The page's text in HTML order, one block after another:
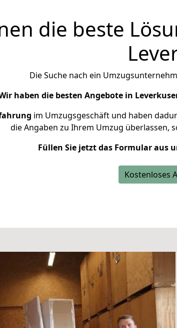
die beste
Die Suche nach ein
haben die besten Angebote in
im Umzugsgeschäft und haben
die Angaben zu Ihrem Umzug überlassen,
Füllen Sie jetzt das Formular aus
Kostenloses